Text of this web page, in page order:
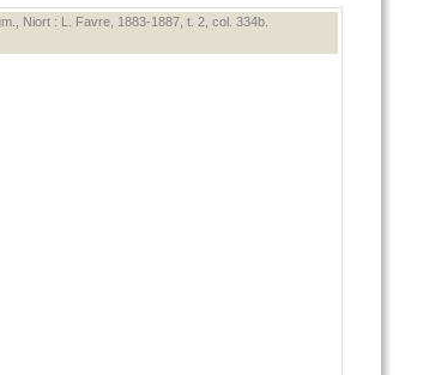
Niort : L. Favre, 1883‑1887, t. 2, col. 334b.